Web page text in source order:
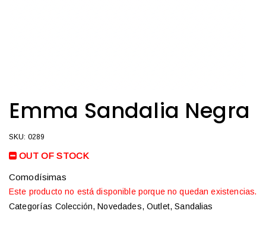
Emma Sandalia Negra
SKU: 0289
OUT OF STOCK
Comodísimas
Este producto no está disponible porque no quedan existencias.
Categorías Colección,Novedades, Outlet,Sandalias